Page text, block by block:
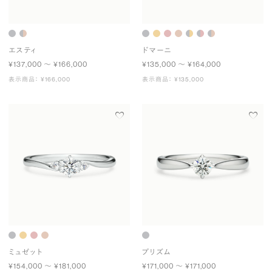
エスティ
¥137,000 〜 ¥166,000
表示商品： ¥166,000
ドマーニ
¥135,000 〜 ¥164,000
表示商品： ¥135,000
ミュゼット
¥154,000 〜 ¥181,000
プリズム
¥171,000 〜 ¥171,000